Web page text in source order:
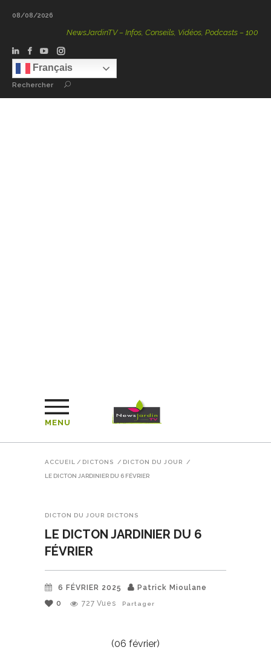
08/08/2026
NewsJardinTV – Infos, Conseils, Vidéos, Podcasts – 100 %
Français
Rechercher
MENU
ACCUEIL / DICTONS / DICTON DU JOUR /
LE DICTON JARDINIER DU 6 FÉVRIER
DICTON DU JOUR DICTONS
LE DICTON JARDINIER DU 6
FÉVRIER
6 FÉVRIER 2025
Patrick Mioulane
0
727 Vues Partager
(06 février)